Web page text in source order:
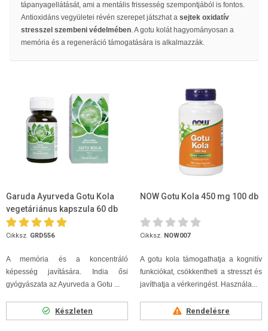
tápanyagellátását, ami a mentális frissesség szempontjából is fontos.
Antioxidáns vegyületei révén szerepet játszhat a sejtek oxidatív
stresszel szembeni védelmében. A gotu kolát hagyományosan a
memória és a regeneráció támogatására is alkalmazzák.
Garuda Ayurveda Gotu Kola
vegetáriánus kapszula 60 db
Cikksz. GRD556
A memória és a koncentráló
képesség javítására. India ősi
gyógyászata az Ayurveda a Gotu ...
Készleten
NOW Gotu Kola 450 mg 100 db
Cikksz. NOW007
A gotu kola támogathatja a kognitív
funkciókat, csökkentheti a stresszt és
javíthatja a vérkeringést. Használa...
Rendelésre